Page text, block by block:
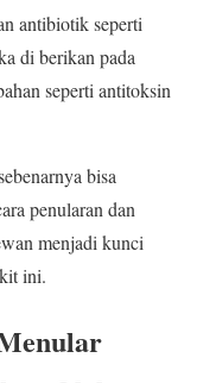
antibiotik seperti
di berikan pada
seperti antitoksin
bisa
penularan dan
menjadi kunci
ini.